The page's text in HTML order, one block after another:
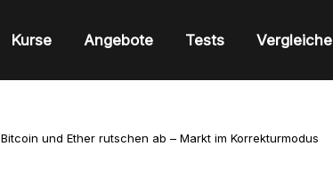
Kurse Angebote Tests Vergleiche
Bitcoin und Ether rutschen ab – Markt im Korrekturmodus